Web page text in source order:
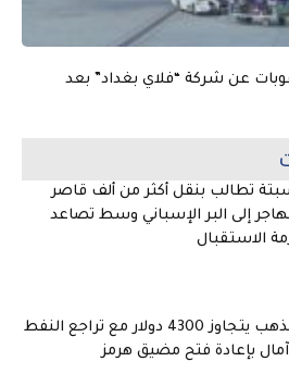
عن شركة “فلاي بغداد” بعد
تطالب بنقل أكثر من ألف قاصر
إلى البر الإسباني وسط تصاعد
الاستقبال
الذهب يتجاوز 4300 دولار مع تراجع النفط
بإعادة فتح مضيق هرمز